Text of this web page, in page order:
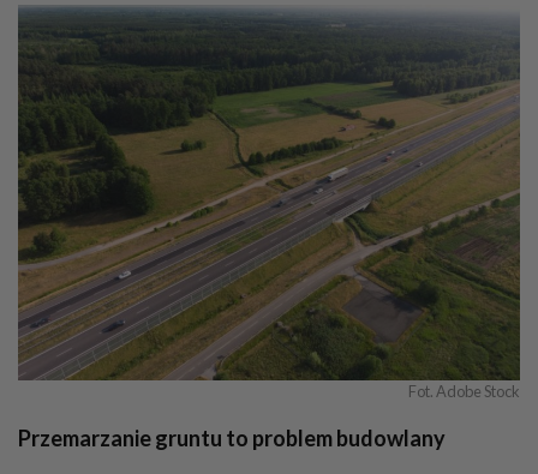
Fot. Adobe Stock
Przemarzanie gruntu to problem budowlany